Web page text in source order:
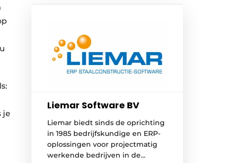
je
Liemar Software BV
Liemar biedt sinds de oprichting
in 1985 bedrijfskundige en ERP-
oplossingen voor projectmatig
werkende bedrijven in de